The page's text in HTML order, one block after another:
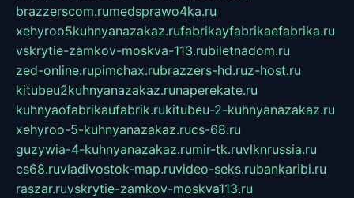
brazzerscom.rumedsprawo4ka.ru
xehyroo5kuhnyanazakaz.rufabrikayfabrikaefabrika.ru
vskrytie-zamkov-moskva-113.rubiletnadom.ru
zed-online.rupimchax.rubrazzers-hd.ruz-host.ru
kitubeu2kuhnyanazakaz.runaperekate.ru
kuhnyaofabrikaufabrik.rukitubeu-2-kuhnyanazakaz.ru
xehyroo-5-kuhnyanazakaz.rucs-68.ru
guzywia-4-kuhnyanazakaz.rumir-tk.ruvlknrussia.ru
cs68.ruvladivostok-map.ruvideo-seks.rubankaribi.ru
raszar.ruvskrytie-zamkov-moskva113.ru